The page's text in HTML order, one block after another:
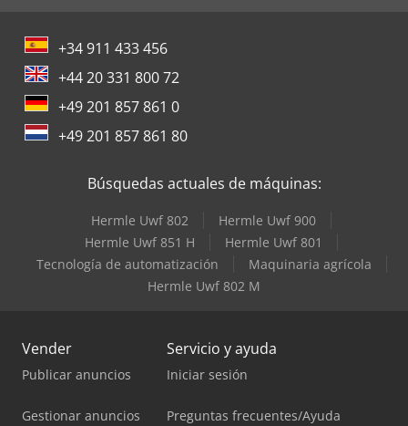
+34 911 433 456
+44 20 331 800 72
+49 201 857 861 0
+49 201 857 861 80
Búsquedas actuales de máquinas:
Hermle Uwf 802
Hermle Uwf 900
Hermle Uwf 851 H
Hermle Uwf 801
Tecnología de automatización
Maquinaria agrícola
Hermle Uwf 802 M
Vender
Publicar anuncios
Gestionar anuncios
Servicio y ayuda
Iniciar sesión
Preguntas frecuentes/Ayuda